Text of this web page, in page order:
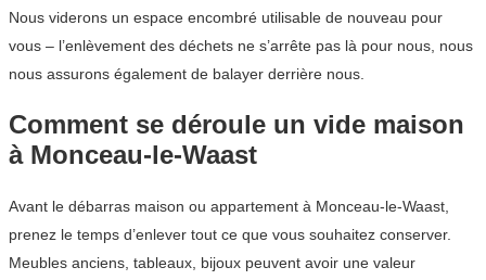
Nous viderons un espace encombré utilisable de nouveau pour
vous – l’enlèvement des déchets ne s’arrête pas là pour nous, nous
nous assurons également de balayer derrière nous.
Comment se déroule un vide maison
à Monceau-le-Waast
Avant le débarras maison ou appartement à Monceau-le-Waast,
prenez le temps d’enlever tout ce que vous souhaitez conserver.
Meubles anciens, tableaux, bijoux peuvent avoir une valeur